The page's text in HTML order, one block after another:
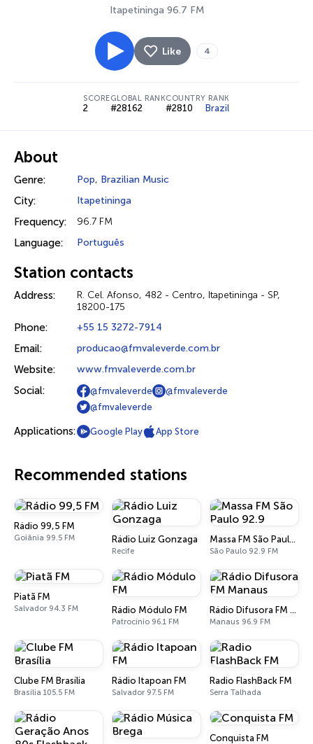
Itapetininga 96.7 FM
Like 4
SCORE
2
GLOBAL RANK
#28162
COUNTRY RANK
#2810 Brazil
About
Genre: Pop, Brazilian Music
City: Itapetininga
Frequency: 96.7 FM
Language: Português
Station contacts
Address:
R. Cel. Afonso, 482 - Centro, Itapetininga - SP,
18200-175
Phone: +55 15 3272-7914
Email: producao@fmvaleverde.com.br
Website: www.fmvaleverde.com.br
Social: @fmvaleverde
@fmvaleverde
@fmvaleverde
Applications: Google Play App Store
Recommended stations
Rádio 99,5 FM
Goiânia 99.5 FM Rádio Luiz Gonzaga
Recife
Massa FM São Paulo 92.9
São Paulo 92.9 FM
Piatã FM
Salvador 94.3 FM Rádio Módulo FM
Patrocínio 96.1 FM
Rádio Difusora FM Manaus
Manaus 96.9 FM
Clube FM Brasília
Brasília 105.5 FM
Rádio Itapoan FM
Salvador 97.5 FM
Radio FlashBack FM
Serra Talhada
Conquista FM